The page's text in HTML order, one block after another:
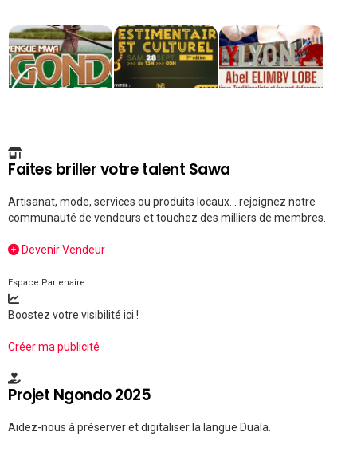
Faites briller votre talent Sawa
Artisanat, mode, services ou produits locaux... rejoignez notre
communauté de vendeurs et touchez des milliers de membres.
Devenir Vendeur
Espace Partenaire
Boostez votre visibilité ici !
Créer ma publicité
Projet Ngondo 2025
Aidez-nous à préserver et digitaliser la langue Duala.